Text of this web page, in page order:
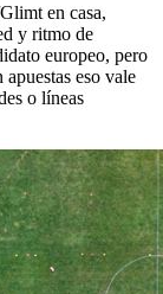
en casa,
y ritmo de
europeo, pero
eso vale
o líneas